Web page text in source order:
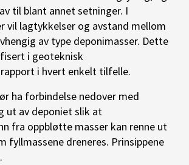
til blant annet setninger. I
vil lagtykkelser og avstand mellom
av type deponimasser. Dette
i geoteknisk
i hvert enkelt tilfelle.
ha forbindelse nedover med
ut av deponiet slik at
fra oppbløtte masser kan renne ut
fyllmassene dreneres. Prinsippene